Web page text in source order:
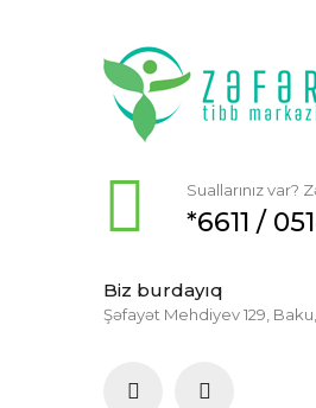
Suallarınız var?
*6611 /
Biz burdayıq
Şəfayət Mehdiyev 129,